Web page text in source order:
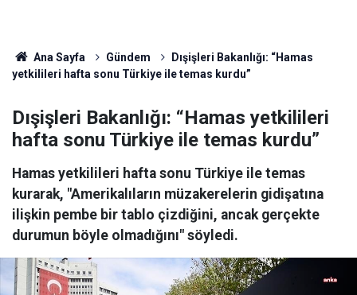
Ana Sayfa Gündem
Dışişleri Bakanlığı: “Hamas
yetkilileri hafta sonu Türkiye ile temas kurdu”
Dışişleri Bakanlığı: “Hamas yetkilileri
hafta sonu Türkiye ile temas kurdu”
Hamas yetkilileri hafta sonu Türkiye ile temas
kurarak, "Amerikalıların müzakerelerin gidişatına
ilişkin pembe bir tablo çizdiğini, ancak gerçekte
durumun böyle olmadığını" söyledi.